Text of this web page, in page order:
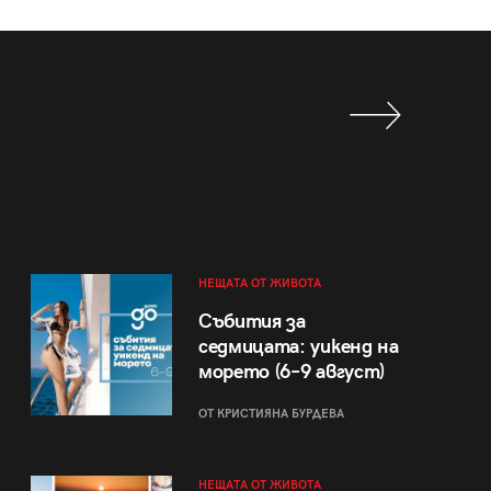
НЕЩАТА ОТ ЖИВОТА
Събития за
седмицата: уикенд на
морето (6–9 август)
ОТ КРИСТИЯНА БУРДЕВА
НЕЩАТА ОТ ЖИВОТА